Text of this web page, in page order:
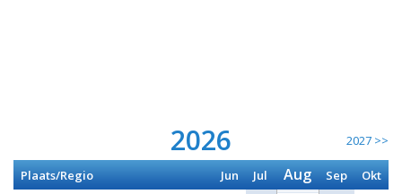
2026 2027 >>
Plaats/Regio Jun Jul Aug Sep
Okt